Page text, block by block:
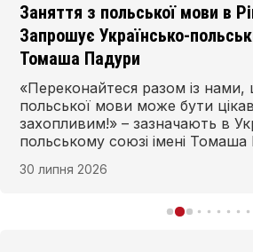
Заняття з польської мови в
Запрошує Українсько-
Томаша Падури
«Переконайтеся разом із
польської мови може бути
захопливим!» – зазначають в
польському союзі імені
мови в новому навчальному
30 липня 2026